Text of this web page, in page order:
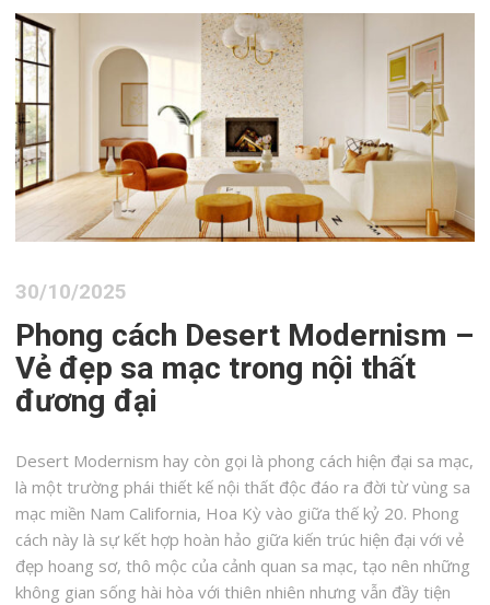
30/10/2025
Phong cách Desert Modernism –
Vẻ đẹp sa mạc trong nội thất
đương đại
Desert Modernism hay còn gọi là phong cách hiện đại sa mạc,
là một trường phái thiết kế nội thất độc đáo ra đời từ vùng sa
mạc miền Nam California, Hoa Kỳ vào giữa thế kỷ 20. Phong
cách này là sự kết hợp hoàn hảo giữa kiến trúc hiện đại với vẻ
đẹp hoang sơ, thô mộc của cảnh quan sa mạc, tạo nên những
không gian sống hài hòa với thiên nhiên nhưng vẫn đầy tiện